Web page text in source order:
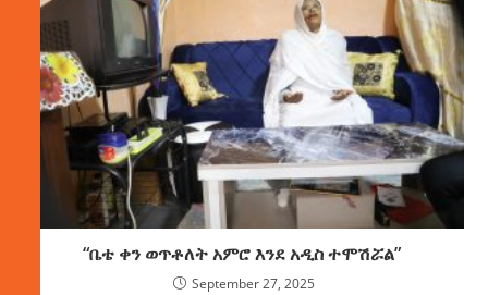
“ቤቴ ቀን ወጥቶለት አምሮ እንደ አዲስ ተሞሽሯል”
September 27, 2025